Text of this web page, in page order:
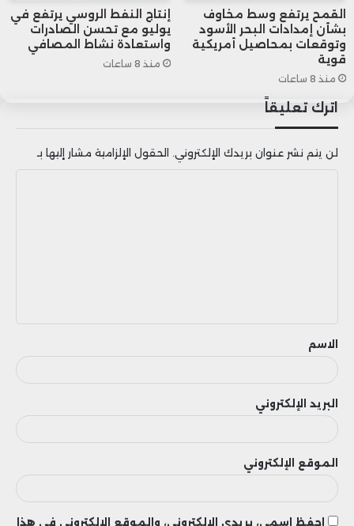
القمح يرتفع وسط مخاوف
بشأن إمدادات البحر الأسود
وتوقعات بمحاصيل أمريكية
قوية
منذ 8 ساعات
إنتاج النفط الروسي يرتفع في
يوليو مع تحسن الصادرات
واستعادة نشاط المصافي
منذ 8 ساعات
اترك تعليقاً
لن يتم نشر عنوان بريدك الإلكتروني. الحقول الإلزامية مشار إليها بـ
ق
الاسم
البريد الإلكتروني
الموقع الإلكتروني
احفظ اسمي، بريدي الإلكتروني، والموقع الإلكتروني في هذا